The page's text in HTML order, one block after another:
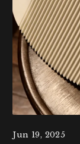
Jun 19, 2025